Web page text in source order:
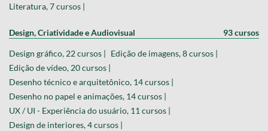
Literatura, 7 cursos |
Design, Criatividade e Audiovisual 93 cursos
Design gráfico, 22 cursos | Edição de imagens, 8 cursos |
Edição de vídeo, 20 cursos |
Desenho técnico e arquitetônico, 14 cursos |
Desenho no papel e animações, 14 cursos |
UX / UI - Experiência do usuário, 11 cursos |
Design de interiores, 4 cursos |